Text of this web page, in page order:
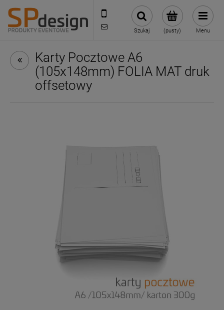
221002030
sklep@reklamydrukarnia.pl
(pusty)
Szukaj Menu
Karty Pocztowe A6
(105x148mm) FOLIA MAT druk
offsetowy